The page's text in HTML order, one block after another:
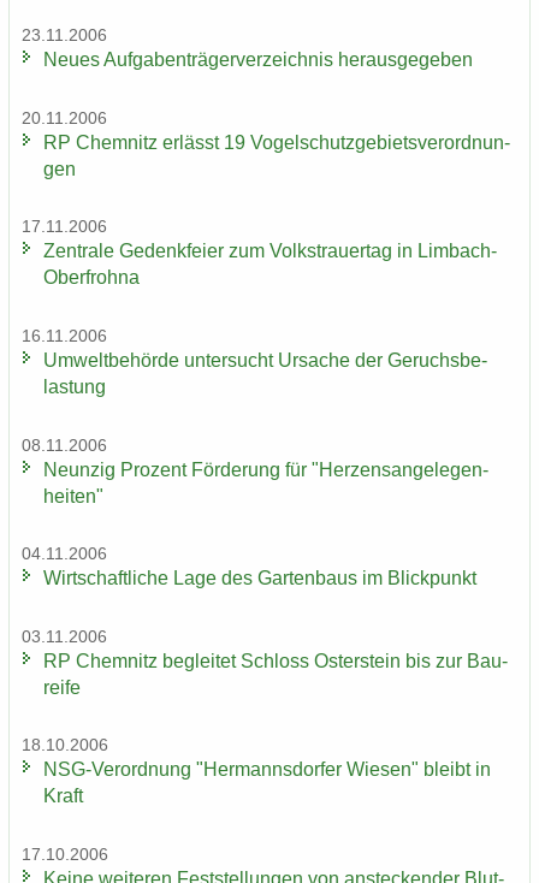
23.11.2006
Neues Auf­ga­ben­trä­ger­ver­zeich­nis her­aus­ge­ge­ben
20.11.2006
RP Chem­nitz er­lässt 19 Vo­gel­schutz­ge­biets­ver­ord­nun­
gen
17.11.2006
Zen­tra­le Ge­denk­fei­er zum Volks­trau­er­tag in Limbach-​
Oberfrohna
16.11.2006
Um­welt­be­hör­de un­ter­sucht Ur­sa­che der Ge­ruchs­be­
las­tung
08.11.2006
Neun­zig Pro­zent För­de­rung für "Her­zens­an­ge­le­gen­
hei­ten"
04.11.2006
Wirt­schaft­li­che Lage des Gar­ten­baus im Blick­punkt
03.11.2006
RP Chem­nitz be­glei­tet Schloss Os­ter­stein bis zur Bau­
rei­fe
18.10.2006
NSG-​Verordnung "Her­manns­dor­fer Wie­sen" bleibt in
Kraft
17.10.2006
Keine wei­te­ren Fest­stel­lun­gen von an­ste­cken­der Blut­